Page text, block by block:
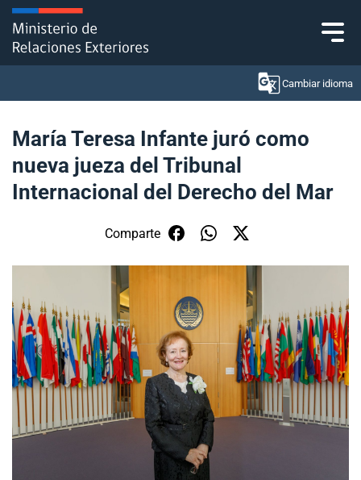
Click acá para ir directamente al contenido
Cambiar idioma
Ministerio
Política Exterior
Embajadas y consulados
Servicios ciudadanos
Subsecretaría de Relaciones Económicas
Internacionales
Sala de prensa
modo claro
María Teresa Infante juró como
nueva jueza del Tribunal
Internacional del Derecho del Mar
Comparte